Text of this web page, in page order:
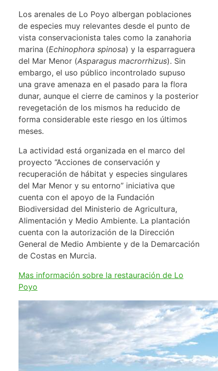
Los arenales de Lo Poyo albergan poblaciones
de especies muy relevantes desde el punto de
vista conservacionista tales como la zanahoria
marina (Echinophora spinosa) y la esparraguera
del Mar Menor (Asparagus macrorrhizus). Sin
embargo, el uso público incontrolado supuso
una grave amenaza en el pasado para la flora
dunar, aunque el cierre de caminos y la posterior
revegetación de los mismos ha reducido de
forma considerable este riesgo en los últimos
meses.
La actividad está organizada en el marco del
proyecto “Acciones de conservación y
recuperación de hábitat y especies singulares
del Mar Menor y su entorno” iniciativa que
cuenta con el apoyo de la Fundación
Biodiversidad del Ministerio de Agricultura,
Alimentación y Medio Ambiente. La plantación
cuenta con la autorización de la Dirección
General de Medio Ambiente y de la Demarcación
de Costas en Murcia.
Mas información sobre la restauración de Lo
Poyo